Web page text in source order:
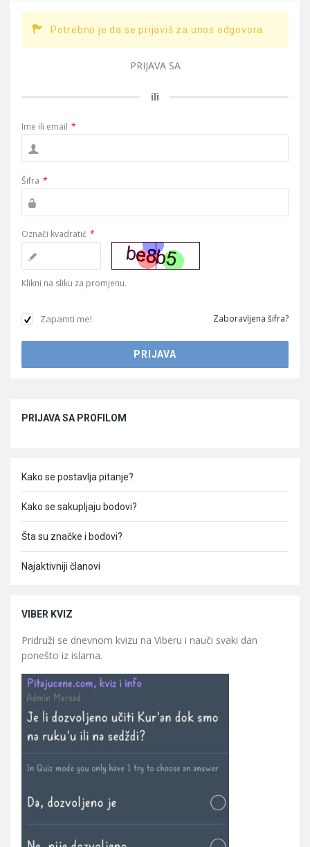
Potrebno je da se prijaviš za unos odgovora.
PRIJAVA SA
ili
Ime ili email *
Šifra *
Označi kvadratić *
Klikni na sliku za promjenu.
Zapamti me! Zaboravljena šifra?
PRIJAVA SA PROFILOM
Kako se postavlja pitanje?
Kako se sakupljaju bodovi?
Šta su značke i bodovi?
Najaktivniji članovi
VIBER KVIZ
Pridruži se dnevnom kvizu na Viberu i nauči svaki dan
ponešto iz islama.